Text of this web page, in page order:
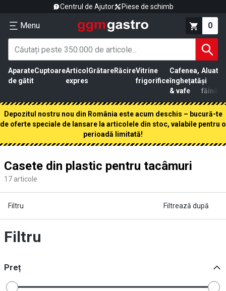
Centrul de Ajutor Piese de schimb
Menu 0
Aparate
de gătit
CuptoareArticol
expres
GrătareRăcireVitrine
frigorifice
Cafenea,
înghețată
& vafe
Aluat
și
făină
Depozitul nostru nou din România este acum deschis – bucură-te
de oferte speciale de lansare la articolele din stoc, valabile pentru o
perioadă limitată!
Casete din plastic pentru tacâmuri
17 articole
Filtru Filtrează după
Filtru
Preț